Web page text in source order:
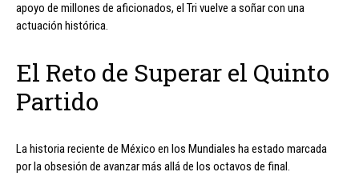
apoyo de millones de aficionados, el Tri vuelve a soñar con una
actuación histórica.
El Reto de Superar el Quinto
Partido
La historia reciente de México en los Mundiales ha estado marcada
por la obsesión de avanzar más allá de los octavos de final.